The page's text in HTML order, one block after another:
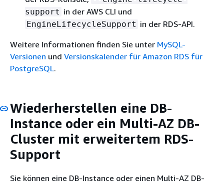
support in der AWS CLI und
EngineLifecycleSupport in der RDS-API.
Weitere Informationen finden Sie unter MySQL-
Versionen und Versionskalender für Amazon RDS für
PostgreSQL.
Wiederherstellen eine DB-
Instance oder ein Multi-AZ DB-
Cluster mit erweitertem RDS-
Support
Sie können eine DB-Instance oder einen Multi-AZ DB-